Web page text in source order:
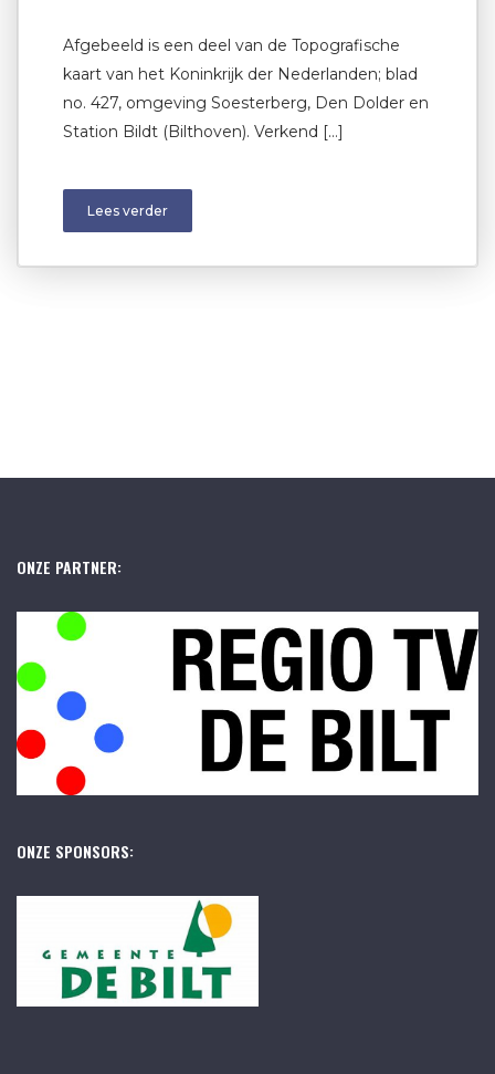
Afgebeeld is een deel van de Topografische
kaart van het Koninkrijk der Nederlanden; blad
no. 427, omgeving Soesterberg, Den Dolder en
Station Bildt (Bilthoven). Verkend […]
Lees verder
ONZE PARTNER:
ONZE SPONSORS: